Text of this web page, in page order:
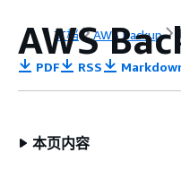
文档 AWS Backup
AWS
PDF RSS
本页内容